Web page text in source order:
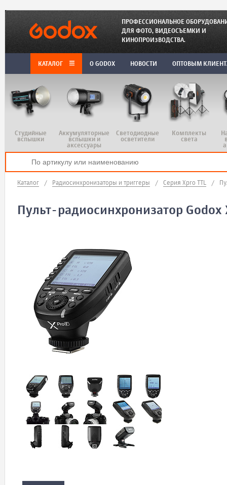
ПРОФЕССИОНАЛЬНОЕ
ДЛЯ ФОТО, ВИДЕОСЪЕМКИ И
КИНОПРОИЗВОДСТВА.
КАТАЛОГ O GODOX НОВОСТИ ОПТОВЫМ
Студийные
вспышки
Аккумуляторные
вспышки и
аксессуары
Светодиодные
осветители
Комплекты
света
Каталог / Радиосинхронизаторы и триггеры / Серия Xpro TTL /
Пульт-радиосинхронизатор